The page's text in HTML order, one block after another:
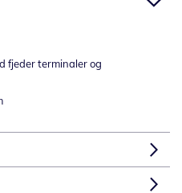
fjeder terminaler og